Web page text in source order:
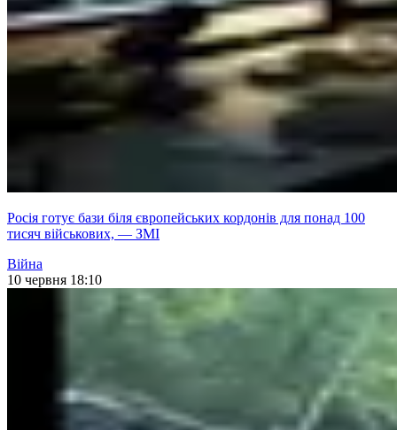
Росія готує бази біля європейських кордонів для понад 100
тисяч військових, — ЗМІ
Війна
10 червня 18:10